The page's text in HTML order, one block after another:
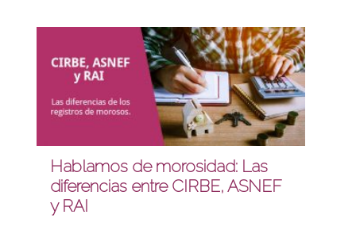
Hablamos de morosidad: Las
diferencias entre CIRBE, ASNEF
y RAI